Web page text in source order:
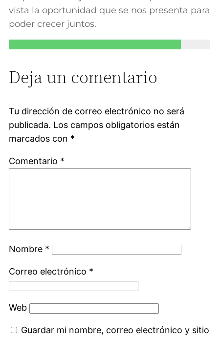
vista la oportunidad que se nos presenta para
poder crecer juntos.
Deja un comentario
Tu dirección de correo electrónico no será
publicada. Los campos obligatorios están
marcados con *
Comentario *
Nombre *
Correo electrónico *
Web
Guardar mi nombre, correo electrónico y sitio